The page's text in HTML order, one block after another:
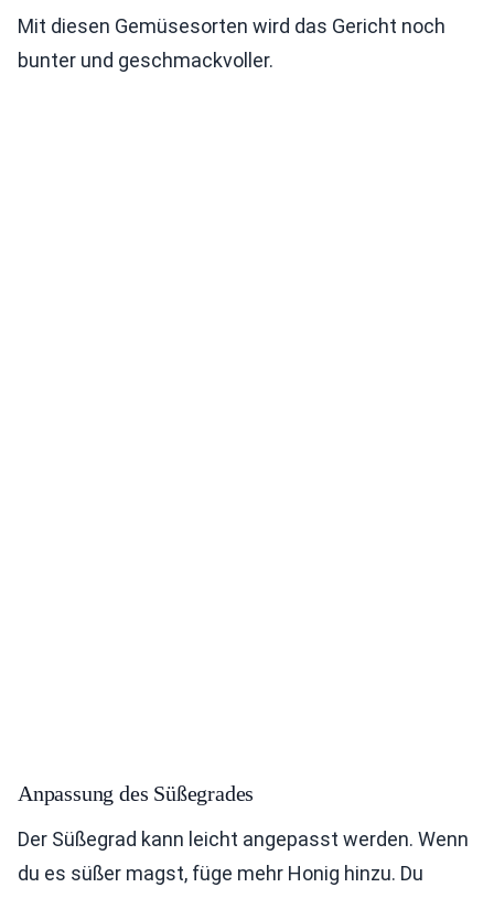
Mit diesen Gemüsesorten wird das Gericht noch
bunter und geschmackvoller.
Anpassung des Süßegrades
Der Süßegrad kann leicht angepasst werden. Wenn
du es süßer magst, füge mehr Honig hinzu. Du